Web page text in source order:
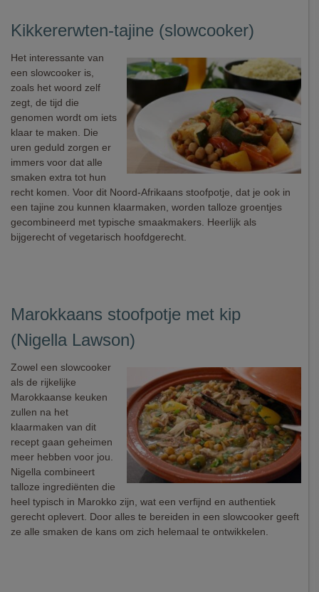
Kikkererwten-tajine (slowcooker)
Het interessante van
een slowcooker is,
zoals het woord zelf
zegt, de tijd die
genomen wordt om iets
klaar te maken. Die
uren geduld zorgen er
immers voor dat alle
smaken extra tot hun
recht komen. Voor dit Noord-Afrikaans stoofpotje, dat je ook in
een tajine zou kunnen klaarmaken, worden talloze groentjes
gecombineerd met typische smaakmakers. Heerlijk als
bijgerecht of vegetarisch hoofdgerecht.
Marokkaans stoofpotje met kip
(Nigella Lawson)
Zowel een slowcooker
als de rijkelijke
Marokkaanse keuken
zullen na het
klaarmaken van dit
recept gaan geheimen
meer hebben voor jou.
Nigella combineert
talloze ingrediënten die
heel typisch in Marokko zijn, wat een verfijnd en authentiek
gerecht oplevert. Door alles te bereiden in een slowcooker geeft
ze alle smaken de kans om zich helemaal te ontwikkelen.